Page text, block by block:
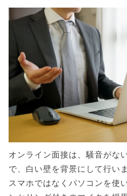
オンライン面接は、騒音がな
で、白い壁を背景にして行いま
スマホではなくパソコンを使